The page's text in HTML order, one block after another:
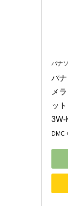
パナ
パ
メ
ッ
3W-